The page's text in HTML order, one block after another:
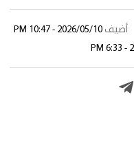
أضيف 2026/05/10 - 10:47 PM